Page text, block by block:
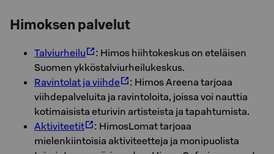
Himoksen palvelut
Talviurheilu
: Himos hiihtokeskus on eteläisen
Suomen ykköstalviurheilukeskus.
Ravintolat ja viihde
: Himos Areena tarjoaa
viihdepalveluita ja ravintoloita, joissa voi nauttia
kotimaisista eturivin artisteista ja tapahtumista.
Aktiviteetit
: HimosLomat tarjoaa
mielenkiintoisia aktiviteetteja ja monipuolista